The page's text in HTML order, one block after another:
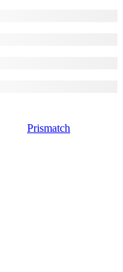
Prismatch